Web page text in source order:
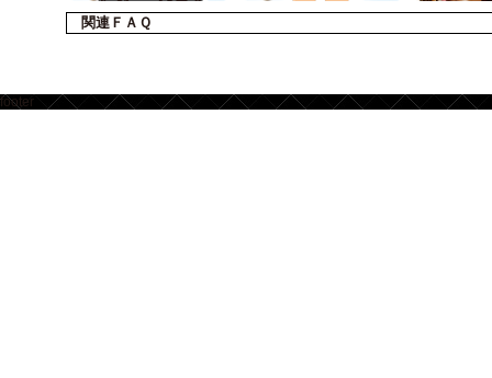
関連ＦＡＱ
footer